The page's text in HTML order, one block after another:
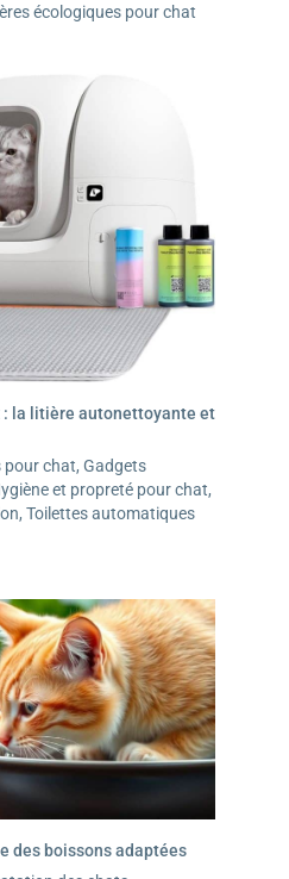
écologiques pour chat
: la litière autonettoyante et
pour chat, Gadgets
et propreté pour chat,
, Toilettes automatiques
des boissons adaptées